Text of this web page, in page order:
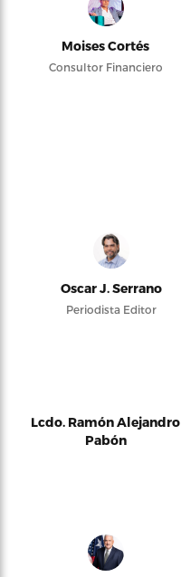
Moises Cortés
Consultor Financiero
Oscar J. Serrano
Periodista Editor
Lcdo. Ramón Alejandro
Pabón